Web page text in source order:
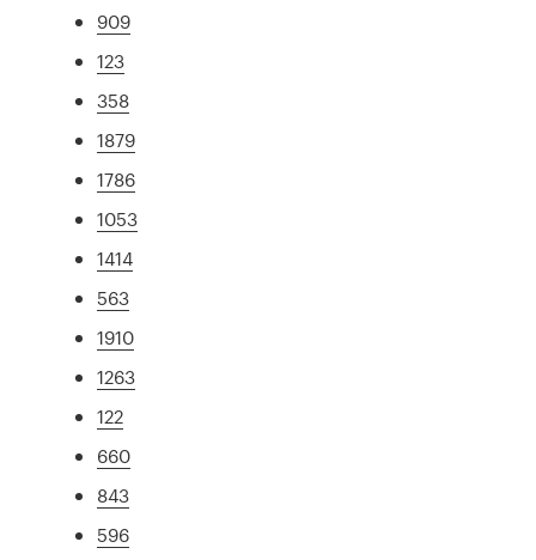
909
123
358
1879
1786
1053
1414
563
1910
1263
122
660
843
596